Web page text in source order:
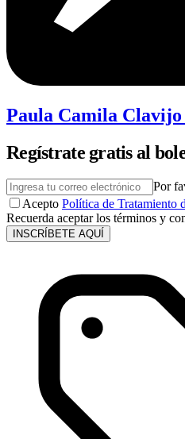
Paula Camila
Regístrate gratis al
Por
Acepto Política de Tratamiento
Recuerda aceptar los términos y
INSCRÍBETE AQUÍ